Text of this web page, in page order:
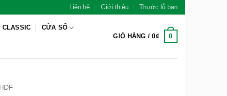
Liên hệ Giới thiệu Thước lỗ ban
CLASSIC CỬA SỔ
GIỎ HÀNG /0₫ 0